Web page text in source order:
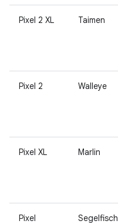
Pixel 2 XL Taimen
Pixel 2 Walleye
Pixel XL Marlin
Pixel Segelfisch